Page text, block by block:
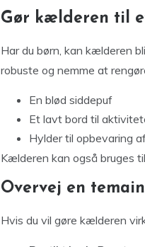
Gør kælderen til
Har du børn, kan kælderen
robuste og nemme at
En blød siddepuf
Et lavt bord til
Hylder til opbevaring
Kælderen kan også bruges
Overvej en
Hvis du vil gøre kælderen